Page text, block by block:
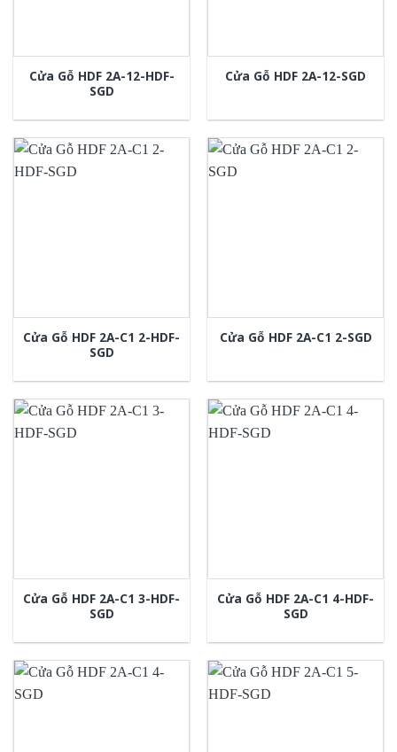
Cửa Gỗ HDF 2A-12-HDF-
SGD
Cửa Gỗ HDF 2A-12-SGD
Cửa Gỗ HDF 2A-C1 2-HDF-
SGD
Cửa Gỗ HDF 2A-C1 2-SGD
Cửa Gỗ HDF 2A-C1 3-HDF-
SGD
Cửa Gỗ HDF 2A-C1 4-HDF-
SGD